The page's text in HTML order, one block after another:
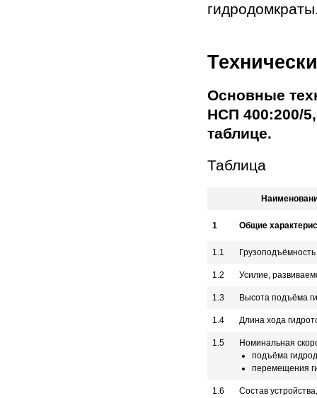
Основные
НСП 400:200/
таблице.
Таблица
1 Общие
1.1
1.2 Усилие,
1.3 Высота подъёма
1.4 Длина хода
1.5
Номинальная
подъёма
перемещения
1.6
Состав